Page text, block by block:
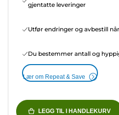
gjentatte leveringer
Utfør endringer og avbestill
Du bestemmer antall og
Lær om Repeat & Save
LEGG TIL I HANDLEKURV